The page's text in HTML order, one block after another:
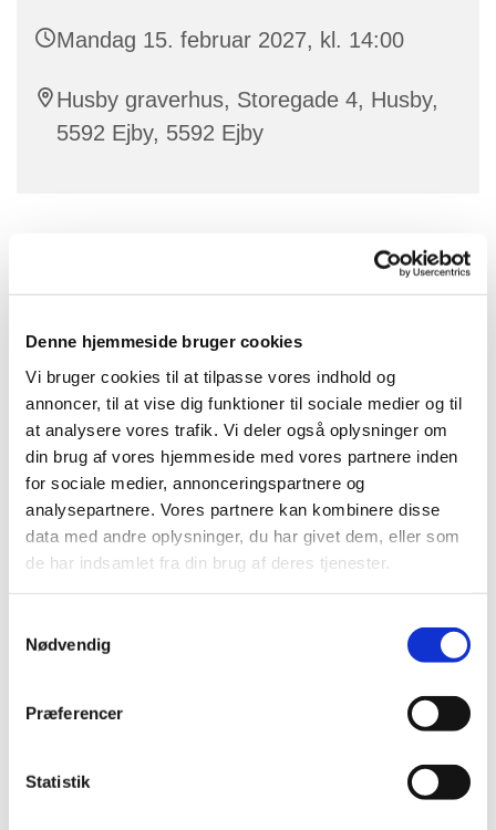
Denne hjemmeside bruger cookies
Vi bruger cookies til at tilpasse vores indhold og
annoncer, til at vise dig funktioner til sociale medier og til
at analysere vores trafik. Vi deler også oplysninger om
din brug af vores hjemmeside med vores partnere inden
for sociale medier, annonceringspartnere og
analysepartnere. Vores partnere kan kombinere disse
data med andre oplysninger, du har givet dem, eller som
de har indsamlet fra din brug af deres tjenester.
Nødvendig
Præferencer
Statistik
Mandag 15. februar 2027, kl. 14:00
Husby graverhus, Storegade 4, Husby,
5592 Ejby, 5592 Ejby
Du vil måske også kunne lide...